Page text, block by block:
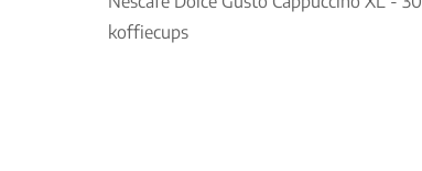
koffiecups